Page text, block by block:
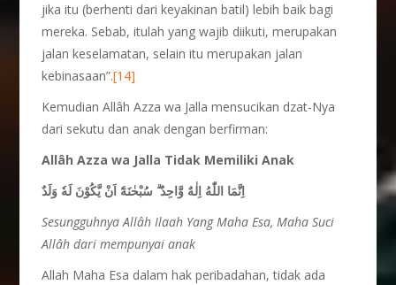
jika itu (berhenti dari keyakinan batil) lebih baik bagi
mereka. Sebab, itulah yang wajib diikuti, merupakan
jalan keselamatan, selain itu merupakan jalan
kebinasaan”.[14]
Kemudian Allâh Azza wa Jalla mensucikan dzat-Nya
dari sekutu dan anak dengan berfirman:
Allâh Azza wa Jalla Tidak Memiliki Anak
اِنَّمَا اللّٰهُ اِلٰهٌ وَّاحِدٌ ۗ سُبْحٰنَهٗٓ اَنْ يَّكُوْنَ لَهٗ وَلَدٌ
Sesungguhnya Allâh Ilaah Yang Maha Esa, Maha Suci
Allâh dari mempunyai anak
Allah Maha Esa dalam hak peribadahan, tidak ada